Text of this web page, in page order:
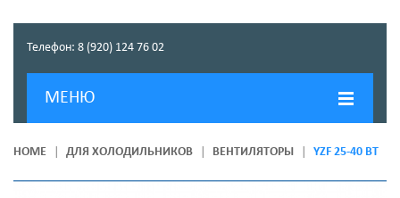
Телефон: 8 (920) 124 76 02
МЕНЮ
ГЛАВНАЯ
ДОСТАВКА И ОПЛАТА
HOME ДЛЯ ХОЛОДИЛЬНИКОВ ВЕНТИЛЯТОРЫ YZF 25-40 ВТ